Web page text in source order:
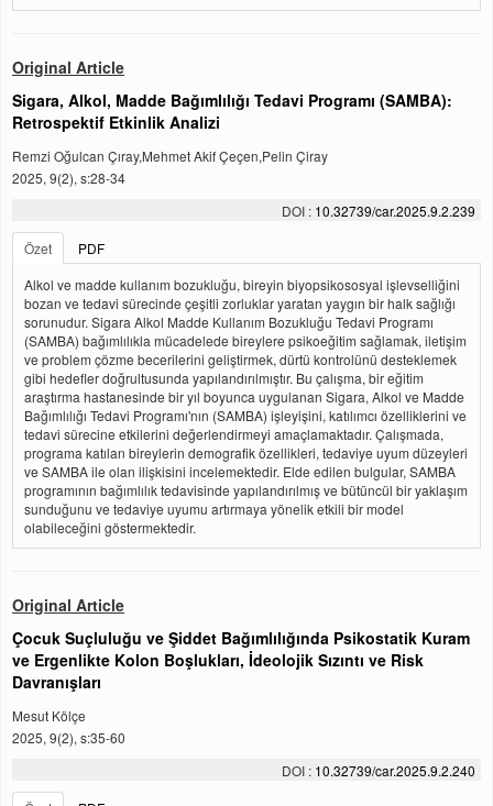
Original Article
Sigara, Alkol, Madde Bağımlılığı Tedavi Programı (SAMBA):
Retrospektif Etkinlik Analizi
Remzi Oğulcan Çıray,Mehmet Akif Çeçen,Pelin Çiray
2025, 9(2), s:28-34
DOI : 10.32739/car.2025.9.2.239
Özet
PDF
Alkol ve madde kullanım bozukluğu, bireyin biyopsikososyal işlevselliğini
bozan ve tedavi sürecinde çeşitli zorluklar yaratan yaygın bir halk sağlığı
sorunudur. Sigara Alkol Madde Kullanım Bozukluğu Tedavi Programı
(SAMBA) bağımlılıkla mücadelede bireylere psikoeğitim sağlamak, iletişim
ve problem çözme becerilerini geliştirmek, dürtü kontrolünü desteklemek
gibi hedefler doğrultusunda yapılandırılmıştır. Bu çalışma, bir eğitim
araştırma hastanesinde bir yıl boyunca uygulanan Sigara, Alkol ve Madde
Bağımlılığı Tedavi Programı'nın (SAMBA) işleyişini, katılımcı özelliklerini ve
tedavi sürecine etkilerini değerlendirmeyi amaçlamaktadır. Çalışmada,
programa katılan bireylerin demografik özellikleri, tedaviye uyum düzeyleri
ve SAMBA ile olan ilişkisini incelemektedir. Elde edilen bulgular, SAMBA
programının bağımlılık tedavisinde yapılandırılmış ve bütüncül bir yaklaşım
sunduğunu ve tedaviye uyumu artırmaya yönelik etkili bir model
olabileceğini göstermektedir.
Original Article
Çocuk Suçluluğu ve Şiddet Bağımlılığında Psikostatik Kuram
ve Ergenlikte Kolon Boşlukları, İdeolojik Sızıntı ve Risk
Davranışları
Mesut Kölçe
2025, 9(2), s:35-60
DOI : 10.32739/car.2025.9.2.240